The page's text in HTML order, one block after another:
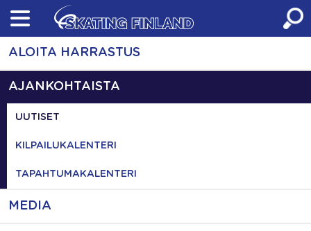
Skip
content
ALOITA HARRASTUS
AJANKOHTAISTA
UUTISET
KILPAILUKALENTERI
TAPAHTUMAKALENTERI
MEDIA